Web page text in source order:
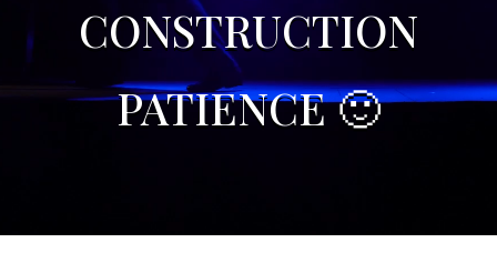
CONSTRUCTION
PATIENCE 🙂